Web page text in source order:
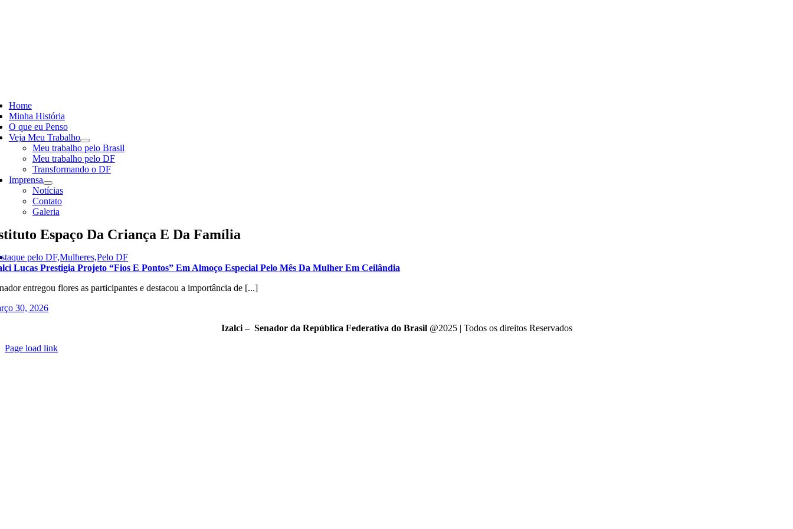
Home
Minha História
O que eu Penso
Veja Meu Trabalho
Meu trabalho pelo Brasil
Meu trabalho pelo DF
Transformando o DF
Imprensa
Notícias
Contato
Galeria
Espaço Da Criança E Da Família
pelo DF,Mulheres,Pelo DF
Lucas Prestigia Projeto “Fios E Pontos” Em Almoço Especial Pelo Mês Da Mulher Em Ceilândia
entregou flores as participantes e destacou a importância de [...]
30, 2026
Izalci – Senador da República Federativa do Brasil@2025 | Todos os direitos Reservados
Page load link